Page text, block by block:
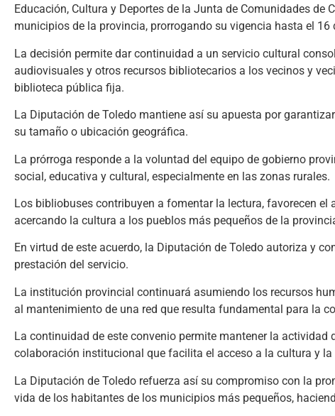
Educación, Cultura y Deportes de la Junta de Comunidades
municipios de la provincia, prorrogando su vigencia hasta el 16
La decisión permite dar continuidad a un servicio cultural
audiovisuales y otros recursos bibliotecarios a los vecinos y
biblioteca pública fija.
La Diputación de Toledo mantiene así su apuesta por
su tamaño o ubicación geográfica.
La prórroga responde a la voluntad del equipo de gobierno
social, educativa y cultural, especialmente en las zonas rurales.
Los bibliobuses contribuyen a fomentar la lectura, favorecen
acercando la cultura a los pueblos más pequeños de la
En virtud de este acuerdo, la Diputación de Toledo autoriza y
prestación del servicio.
La institución provincial continuará asumiendo los recursos
al mantenimiento de una red que resulta fundamental para la
La continuidad de este convenio permite mantener la
colaboración institucional que facilita el acceso a la cultura y
La Diputación de Toledo refuerza así su compromiso con la
vida de los habitantes de los municipios más pequeños,